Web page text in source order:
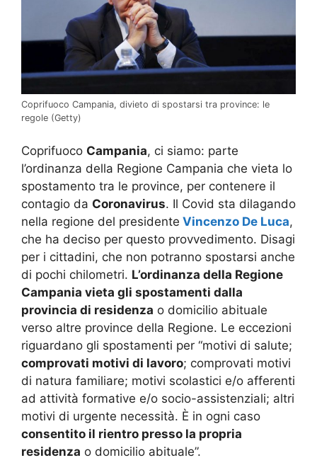
Coprifuoco Campania, divieto di spostarsi tra province: le
regole (Getty)
Coprifuoco Campania, ci siamo: parte
l’ordinanza della Regione Campania che vieta lo
spostamento tra le province, per contenere il
contagio da Coronavirus. Il Covid sta dilagando
nella regione del presidente Vincenzo De Luca,
che ha deciso per questo provvedimento. Disagi
per i cittadini, che non potranno spostarsi anche
di pochi chilometri. L’ordinanza della Regione
Campania vieta gli spostamenti dalla
provincia di residenza o domicilio abituale
verso altre province della Regione. Le eccezioni
riguardano gli spostamenti per “motivi di salute;
comprovati motivi di lavoro; comprovati motivi
di natura familiare; motivi scolastici e/o afferenti
ad attività formative e/o socio-assistenziali; altri
motivi di urgente necessità. È in ogni caso
consentito il rientro presso la propria
residenza o domicilio abituale”.